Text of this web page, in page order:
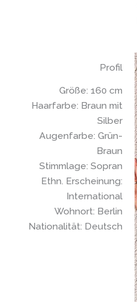
Profil
Größe: 160 cm
Haarfarbe: Braun mit
Silber
Augenfarbe: Grün-
Braun
Stimmlage: Sopran
Ethn. Erscheinung:
International
Wohnort: Berlin
Nationalität: Deutsch